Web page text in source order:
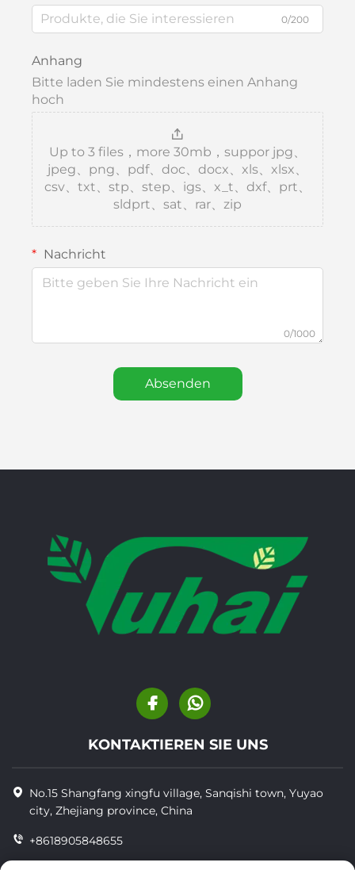
0/200
Anhang
Bitte laden Sie mindestens einen Anhang
hoch
Up to 3 files，more 30mb，suppor jpg、
jpeg、png、pdf、doc、docx、xls、xlsx、
csv、txt、stp、step、igs、x_t、dxf、prt、
sldprt、sat、rar、zip
Nachricht
0/1000
Absenden
KONTAKTIEREN SIE UNS
No.15 Shangfang xingfu village, Sanqishi town, Yuyao
city, Zhejiang province, China
+8618905848655